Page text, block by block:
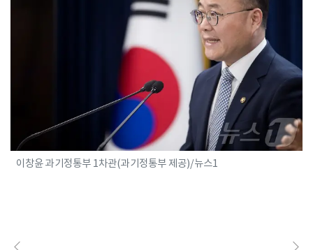
이창윤 과기정통부 1차관(과기정통부 제공)/뉴스1